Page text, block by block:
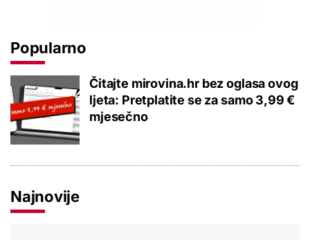
Popularno
Čitajte mirovina.hr bez oglasa ovog
ljeta: Pretplatite se za samo 3,99 €
mjesečno
Najnovije